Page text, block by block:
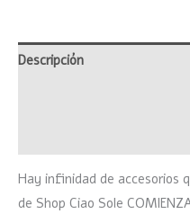
Descripción
Hay infinidad de accesorios
de Shop Ciao Sole